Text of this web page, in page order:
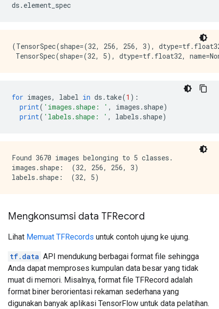
ds . element_spec
(TensorSpec(shape=(32, 256, 256, 3),
for images, label in ds . take(1 ):
print( 'images.shape: ' , images . shape)
print( 'labels.shape: ' , labels . shape)
Found 3670 images belonging to 5 classes.
images.shape:  (32, 256, 256, 3)
Mengkonsumsi data TFRecord
Lihat Memuat TFRecords untuk contoh ujung ke ujung.
tf.data API mendukung berbagai format file sehingga
Anda dapat memproses kumpulan data besar yang tidak
muat di memori. Misalnya, format file TFRecord adalah
format biner berorientasi rekaman sederhana yang
digunakan banyak aplikasi TensorFlow untuk data pelatihan.